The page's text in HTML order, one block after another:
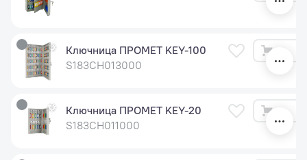
Ключница ПРОМЕТ KEY-100
S183CH013000
Ключница ПРОМЕТ KEY-20
S183CH011000